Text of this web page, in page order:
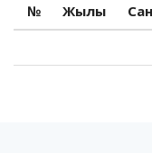
№ Жылы